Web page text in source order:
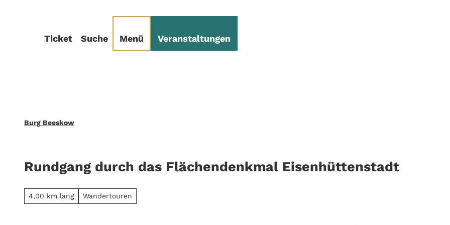
Ticket Suche Menü Veranstaltungen
Burg Beeskow
Rundgang durch das Flächendenkmal Eisenhüttenstadt
4,00 km lang Wandertouren